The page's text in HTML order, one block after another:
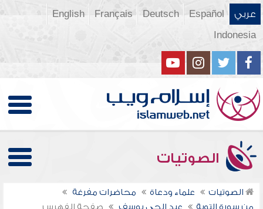
عربي Español
Deutsch
Français
English
Indonesia
الصوتيات
الصوتيات علماء ودعاة
محاضرات مفرغة
من سورة التوبة
عبد الحي يوسف صفحة الفهرس